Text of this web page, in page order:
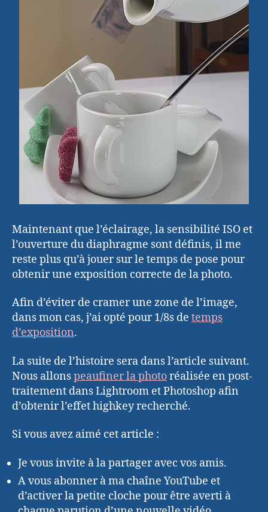
Maintenant que l’éclairage, la sensibilité ISO et
l’ouverture du diaphragme sont définis, il me
reste plus qu’à jouer sur le temps de pose pour
obtenir une exposition correcte de la photo.
Afin d’éviter de cramer une zone de l’image,
dans mon cas, j’ai opté pour 1/8s de temps
d’exposition.
La suite de l’histoire sera dans l’article suivant.
Nous allonspeaufiner la photoréalisée en post-
traitement dans Lightroom et Photoshop afin
d’obtenir l’effet highkey recherché.
Si vous avez aimé cet article :
Je vous invite à la partager avec vos amis.
A vous abonner à ma chaîne YouTube et
d’activer la petite cloche pour être averti à